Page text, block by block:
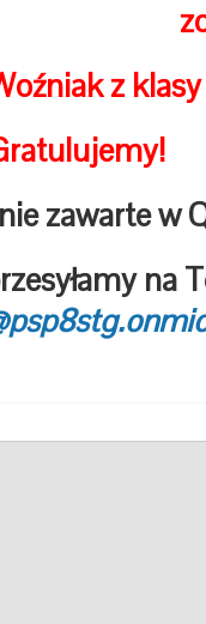
z
zawarte w
na